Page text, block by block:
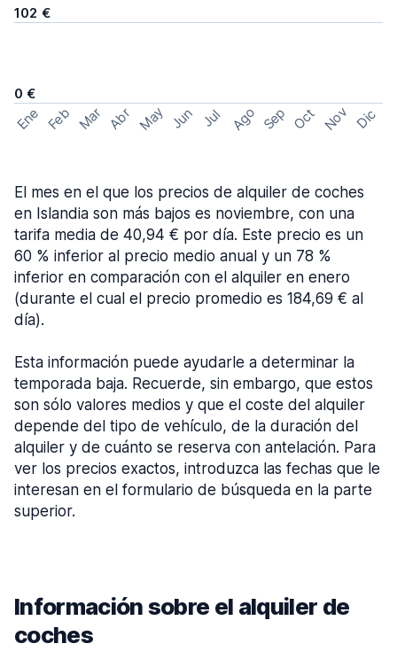
102 €
0 €
Ene Feb Mar Abr May Jun Jul Ago Sep Oct Nov Dic
El mes en el que los precios de alquiler de coches
en Islandia son más bajos es noviembre, con una
tarifa media de 40,94 € por día. Este precio es un
60 % inferior al precio medio anual y un 78 %
inferior en comparación con el alquiler en enero
(durante el cual el precio promedio es 184,69 € al
día).
Esta información puede ayudarle a determinar la
temporada baja. Recuerde, sin embargo, que estos
son sólo valores medios y que el coste del alquiler
depende del tipo de vehículo, de la duración del
alquiler y de cuánto se reserva con antelación. Para
ver los precios exactos, introduzca las fechas que le
interesan en el formulario de búsqueda en la parte
superior.
Información sobre el alquiler de
coches